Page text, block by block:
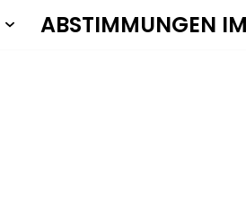
ABSTIMMUNGEN